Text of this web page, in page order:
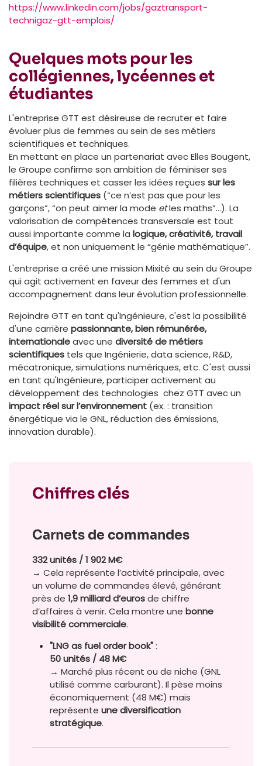
https://www.linkedin.com/jobs/gaztransport-
technigaz-gtt-emplois/
Quelques mots pour les
collégiennes, lycéennes et
étudiantes
L'entreprise GTT est désireuse de recruter et faire
évoluer plus de femmes au sein de ses métiers
scientifiques et techniques.
En mettant en place un partenariat avec Elles Bougent,
le Groupe confirme son ambition de féminiser ses
filières techniques et casser les idées reçues sur les
métiers scientifiques (“ce n’est pas que pour les
garçons”, “on peut aimer la mode etles maths”...). La
valorisation de compétences transversale est tout
aussi importante comme la logique, créativité, travail
d’équipe, et non uniquement le “génie mathématique”.
L'entreprise a créé une mission Mixité au sein du Groupe
qui agit activement en faveur des femmes et d'un
accompagnement dans leur évolution professionnelle.
Rejoindre GTT en tant qu'Ingénieure, c'est la possibilité
d'une carrière passionnante, bien rémunérée,
internationaleavec une diversité de métiers
scientifiques tels que Ingénierie, data science, R&D,
mécatronique, simulations numériques, etc. C'est aussi
en tant qu'Ingénieure, participer activement au
développement des technologies chez GTT avec un
impact réel sur l’environnement (ex. : transition
énergétique via le GNL, réduction des émissions,
innovation durable).
Chiffres clés
Carnets de commandes
332 unités / 1 902 M€
→ Cela représente l’activité principale, avec
un volume de commandes élevé, générant
près de 1,9 milliard d’eurosde chiffre
d’affaires à venir. Cela montre une bonne
visibilité commerciale.
"LNG as fuel order book":
50 unités / 48 M€
→ Marché plus récent ou de niche (GNL
utilisé comme carburant). Il pèse moins
économiquement (48 M€) mais
représente une diversification
stratégique.